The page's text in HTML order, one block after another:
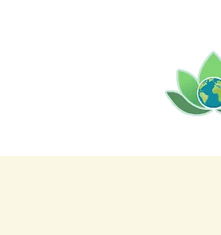
CENTRUM
PACHA
MAMA